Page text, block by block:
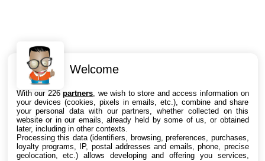
Intéressant ? Partagez !
Welcome
With our 226partners , we wish to store and access information on
your devices (cookies, pixels in emails, etc.), combine and share
your personal data with our partners, whether collected on this
website or in our emails, already held by some of us, or obtained
later, including in other contexts.
Processing this data (identifiers, browsing, preferences, purchases,
loyalty programs, IP, postal addresses and emails, phone, precise
geolocation, etc.) allows developing and offering you services,